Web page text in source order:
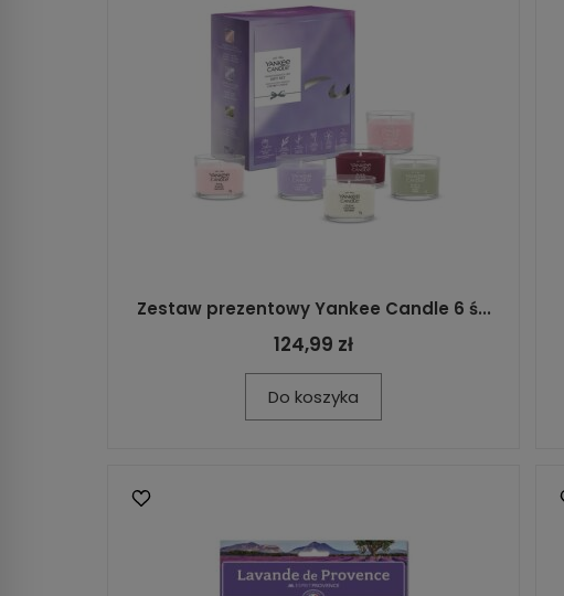
Zestaw prezentowy Yankee Candle 6 ś...
124,99 zł
Do koszyka